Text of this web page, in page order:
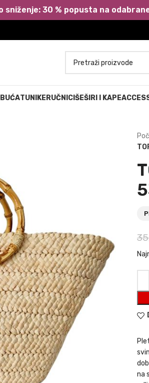
TUNIKE RUČNICI ŠEŠIRI I KAPE
na
sniženje: 30 % popusta na